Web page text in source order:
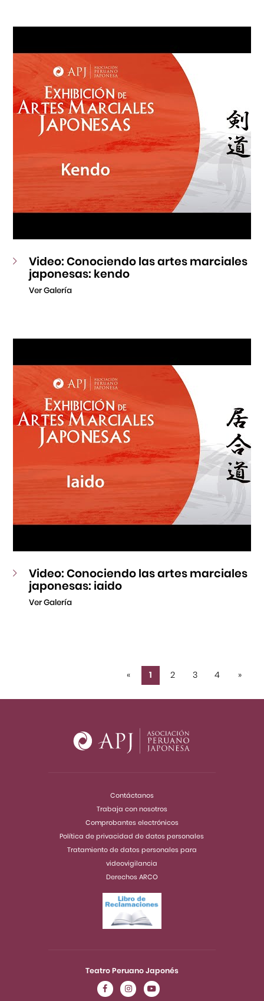
Video: Conociendo las artes marciales
japonesas: kendo
Ver Galería
Video: Conociendo las artes marciales
japonesas: iaido
Ver Galería
« 1 2 3 4 »
Teatro Peruano Japonés
Contáctanos
Trabaja con nosotros
Comprobantes electrónicos
Política de privacidad de datos personales
Tratamiento de datos personales para
videovigilancia
Derechos ARCO